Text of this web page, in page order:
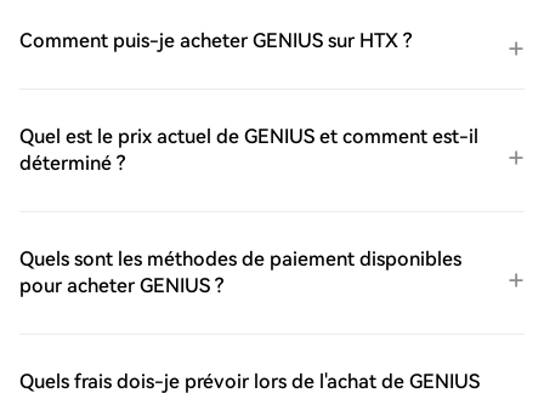
Comment puis-je acheter GENIUS sur HTX ?
Quel est le prix actuel de GENIUS et comment est-il
déterminé ?
Quels sont les méthodes de paiement disponibles
pour acheter GENIUS ?
Quels frais dois-je prévoir lors de l'achat de GENIUS